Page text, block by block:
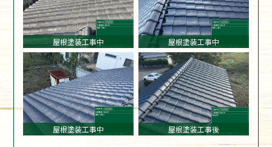
屋根塗装工事中 屋根塗装工事中
屋根塗装工事中 屋根塗装工事後